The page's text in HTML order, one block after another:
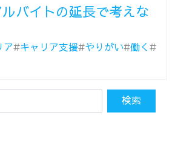
バイトの延長で考えな
ア#キャリア支援#やりがい#働く #